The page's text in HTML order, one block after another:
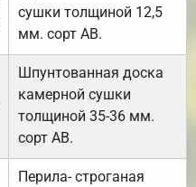
сушки толщиной 12,5
мм. сорт АВ.
Шпунтованная доска
камерной сушки
толщиной 35-36 мм.
сорт АВ.
Перила- строганая